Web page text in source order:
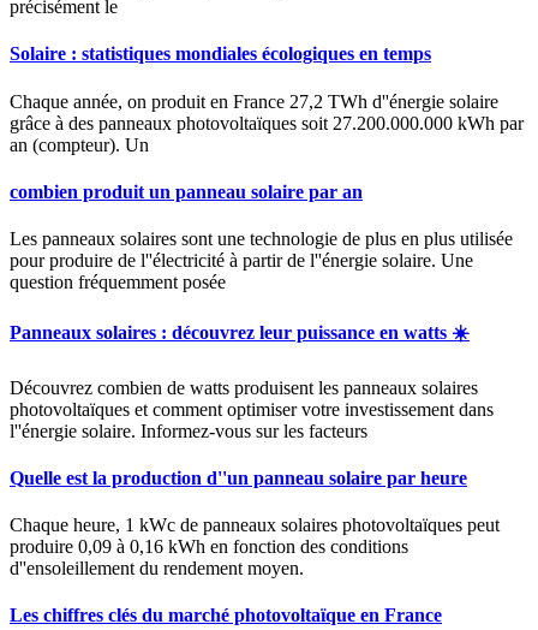
précisément le
Solaire : statistiques mondiales écologiques en temps
Chaque année, on produit en France 27,2 TWh d''énergie solaire
grâce à des panneaux photovoltaïques soit 27.200.000.000 kWh par
an (compteur). Un
combien produit un panneau solaire par an
Les panneaux solaires sont une technologie de plus en plus utilisée
pour produire de l''électricité à partir de l''énergie solaire. Une
question fréquemment posée
Panneaux solaires : découvrez leur puissance en watts ☀️
Découvrez combien de watts produisent les panneaux solaires
photovoltaïques et comment optimiser votre investissement dans
l''énergie solaire. Informez-vous sur les facteurs
Quelle est la production d''un panneau solaire par heure
Chaque heure, 1 kWc de panneaux solaires photovoltaïques peut
produire 0,09 à 0,16 kWh en fonction des conditions
d''ensoleillement du rendement moyen.
Les chiffres clés du marché photovoltaïque en France